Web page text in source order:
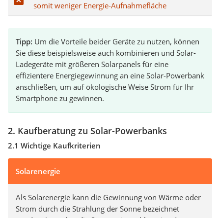
somit weniger Energie-Aufnahmefläche
Tipp: Um die Vorteile beider Geräte zu nutzen, können
Sie diese beispielsweise auch kombinieren und Solar-
Ladegeräte mit größeren Solarpanels für eine
effizientere Energiegewinnung an eine Solar-Powerbank
anschließen, um auf ökologische Weise Strom für Ihr
Smartphone zu gewinnen.
2. Kaufberatung zu Solar-Powerbanks
2.1 Wichtige Kaufkriterien
Solarenergie
Als Solarenergie kann die Gewinnung von Wärme oder
Strom durch die Strahlung der Sonne bezeichnet